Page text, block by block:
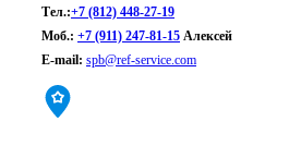
Тел.:+7 (812) 448-27-19
Моб.: +7 (911) 247-81-15 Алексей
E-mail: spb@ref-service.com